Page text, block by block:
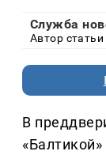
Служба
Автор статьи
В